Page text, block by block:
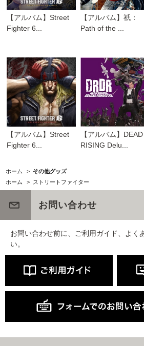
【アルバム】Street
Fighter 6...
【アルバム】祇：
Path of the ...
【アルバム】Street
Fighter 6...
【アルバム】DEAD
RISING Delu...
ホーム > その他グッズ
ホーム
> ストリートファイター
お問い合わせ
お問い合わせ前に、ご利用ガイド、よく
い。